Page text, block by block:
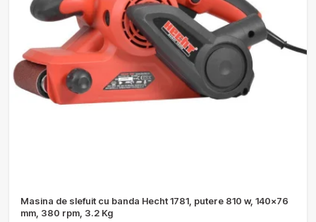
Masina de slefuit cu banda Hecht 1781, putere 810 w, 140x76
mm, 380 rpm, 3.2 Kg